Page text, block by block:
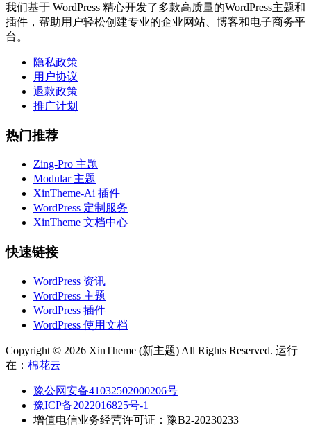
我们基于 WordPress 精心开发了多款高质量的WordPress主题和
插件，帮助用户轻松创建专业的企业网站、博客和电子商务平
台。
隐私政策
用户协议
退款政策
推广计划
热门推荐
Zing-Pro 主题
Modular 主题
XinTheme-Ai 插件
WordPress 定制服务
XinTheme 文档中心
快速链接
WordPress 资讯
WordPress 主题
WordPress 插件
WordPress 使用文档
Copyright © 2026 XinTheme (新主题) All Rights Reserved. 运行
在： 棉花云
豫公网安备41032502000206号
豫ICP备2022016825号-1
增值电信业务经营许可证：豫B2-20230233